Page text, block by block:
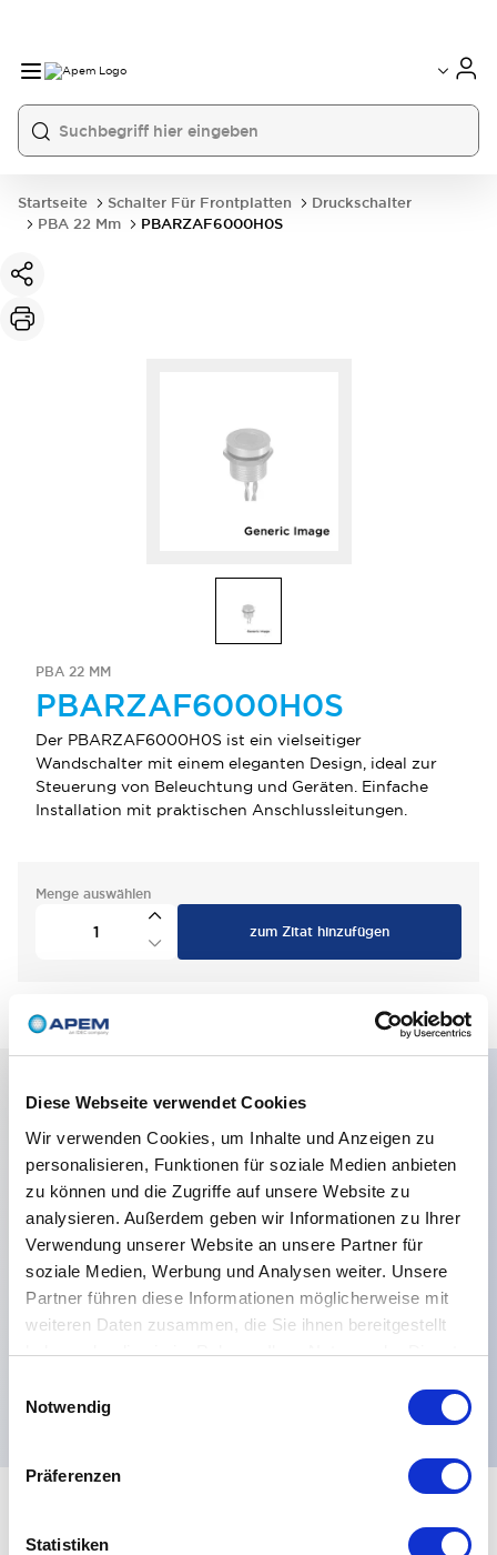
Diese Webseite verwendet Cookies
Wir verwenden Cookies, um Inhalte und Anzeigen zu
personalisieren, Funktionen für soziale Medien anbieten
zu können und die Zugriffe auf unsere Website zu
analysieren. Außerdem geben wir Informationen zu Ihrer
Verwendung unserer Website an unsere Partner für
soziale Medien, Werbung und Analysen weiter. Unsere
Partner führen diese Informationen möglicherweise mit
weiteren Daten zusammen, die Sie ihnen bereitgestellt
haben oder die sie im Rahmen Ihrer Nutzung der Dienste
Notwendig
Präferenzen
Statistiken
France
USA
Startseite Schalter Für Frontplatten
Druckschalter
PBA 22 Mm
PBARZAF6000H0S
PBA 22 MM
PBARZAF6000H0S
Der PBARZAF6000H0S ist ein vielseitiger
Wandschalter mit einem eleganten Design, ideal zur
Steuerung von Beleuchtung und Geräten. Einfache
Installation mit praktischen Anschlussleitungen.
Menge auswählen
zum Zitat hinzufügen
Hauptmerkmale
LED-Farbe:Rot,Buchsenbetreiber:Flacher Bediener,
Höhe 45 mm, 177 verfügbar mit dünnem oder
großem beleuchtetem Ring.,Farben Materialien:Rot
anodized,LED-
Farbe:Rot,Bewertungen:Standard,Terminals:Fliegende
Leads,Beleuchtungsspannungsart:Large ring - 24
+